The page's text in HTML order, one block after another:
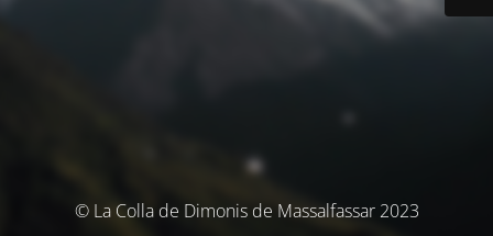
© La Colla de Dimonis de Massalfassar 2023